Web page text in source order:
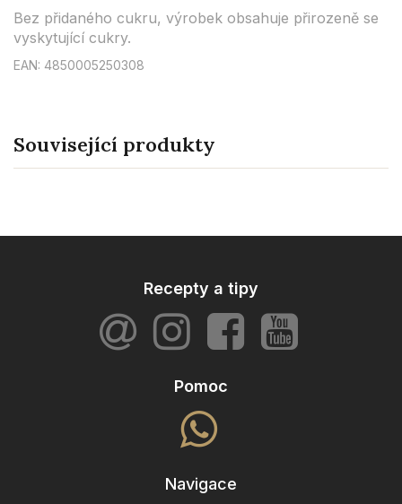
Bez přidaného cukru, výrobek obsahuje přirozeně se
vyskytující cukry.
EAN: 4850005250308
Související produkty
Recepty a tipy
Pomoc
Navigace